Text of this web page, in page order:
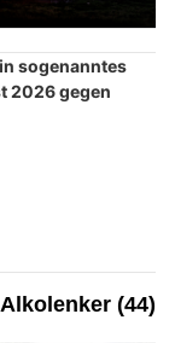
sogenanntes
2026 gegen
(44)